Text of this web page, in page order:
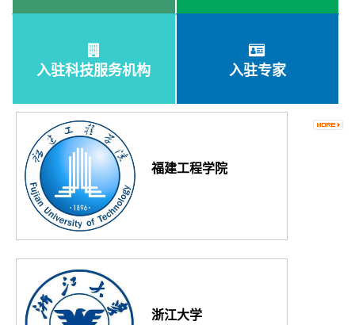
入驻科技服务机构 入驻专家
福建工程学院
浙江大学